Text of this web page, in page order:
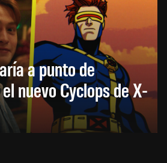
a punto de
nuevo Cyclops de X-